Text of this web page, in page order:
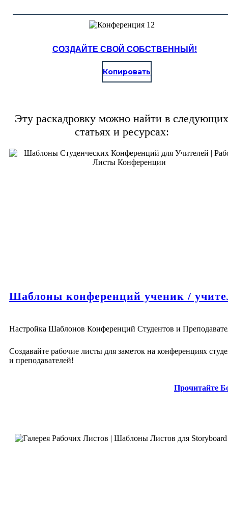
СОЗДАЙТЕ СВОЙ СОБСТВЕННЫЙ!
Копировать
Эту раскадровку можно найти в следующих
статьях и ресурсах:
Шаблоны конференций ученик /
Настройка Шаблонов Конференций Студентов и
Создавайте рабочие листы для заметок на конференциях
и преподавателей!
Прочитайте